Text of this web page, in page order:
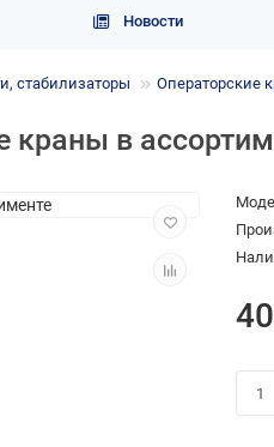
Новости
стабилизаторы Операторские
краны в